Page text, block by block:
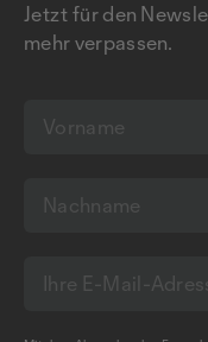
Jetzt für den
mehr verpassen.